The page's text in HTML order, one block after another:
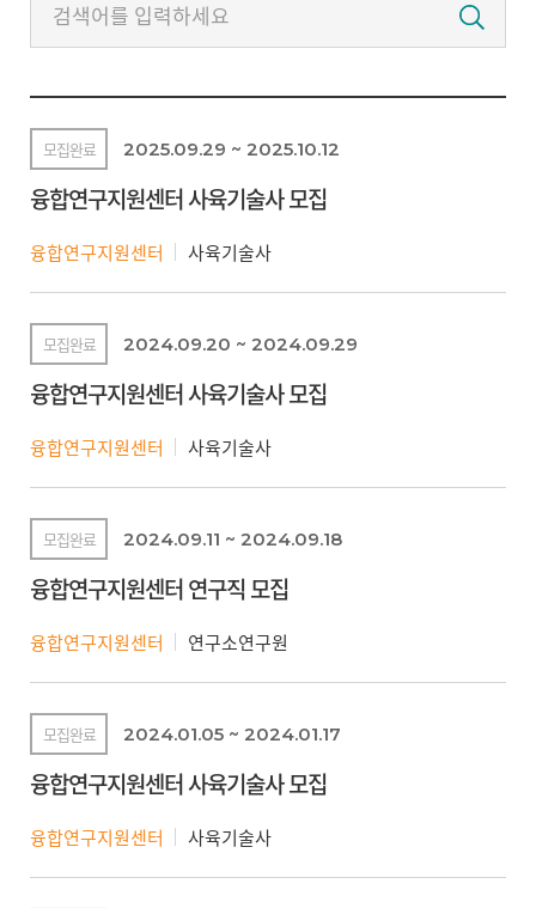
모집완료 2025.09.29 ~ 2025.10.12
융합연구지원센터 사육기술사 모집
융합연구지원센터 사육기술사
모집완료 2024.09.20 ~ 2024.09.29
융합연구지원센터 사육기술사 모집
융합연구지원센터 사육기술사
모집완료 2024.09.11 ~ 2024.09.18
융합연구지원센터 연구직 모집
융합연구지원센터 연구소연구원
모집완료 2024.01.05 ~ 2024.01.17
융합연구지원센터 사육기술사 모집
융합연구지원센터 사육기술사